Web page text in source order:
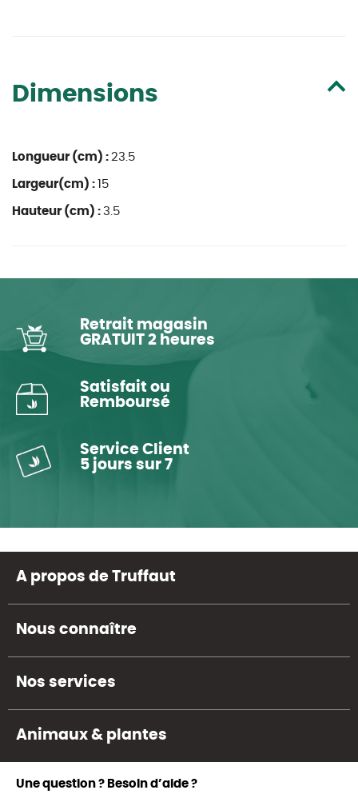
Dimensions
Longueur (cm) : 23.5
Largeur(cm) : 15
Hauteur (cm) : 3.5
Retrait magasin
GRATUIT 2 heures
Satisfait ou
Remboursé
Service Client
5 jours sur 7
A propos de Truffaut
Nous connaître
Nos services
Animaux & plantes
Une question ? Besoin d’aide ?